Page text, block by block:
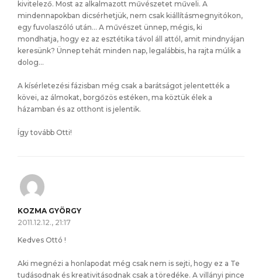
kivitelező. Most az alkalmazott művészetet műveli. A
mindennapokban dicsérhetjük, nem csak kiállításmegnyitókon,
egy fuvolaszóló után… A művészet ünnep, mégis, ki
mondhatja, hogy ez az esztétika távol áll attól, amit mindnyájan
keresünk? Ünnep tehát minden nap, legalábbis, ha rajta múlik a
dolog…
A kísérletezési fázisban még csak a barátságot jelentették a
kövei, az álmokat, borgőzös estéken, ma köztük élek a
házamban és az otthont is jelentik.
Így tovább Otti!
KOZMA GYÖRGY
2011.12.12., 21:17
Kedves Ottó !
Aki megnézi a honlapodat még csak nem is sejti, hogy ez a Te
tudásodnak és kreativitásodnak csak a töredéke. A villányi pince